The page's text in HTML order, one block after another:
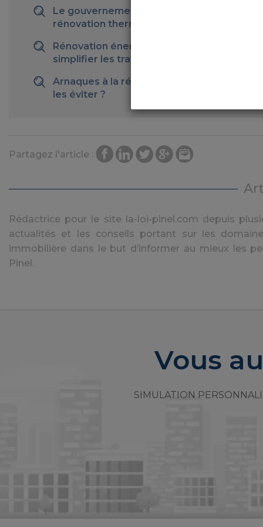
Le gouvernement souhaite encourager la
rénovation thermique des logements
Rénovation énergétique : des mesures pour
simplifier les travaux
Arnaques à la rénovation énergétique,
les éviter ?
Partagez l'article :
Rédactrice pour le site la-loi-pinel.com depuis
actualités et les conseils portant sur les
immobilière dans le but d’informer au mieux les
Pinel.
Vous
SIMULATION